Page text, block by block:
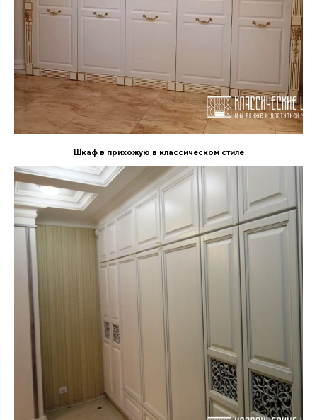
Шкаф в прихожую в классическом стиле